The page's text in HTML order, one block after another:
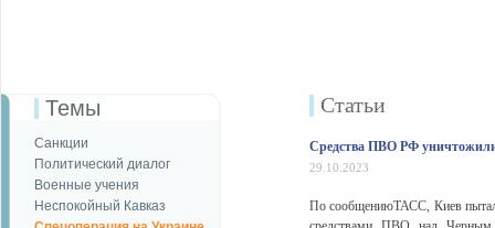
Темы
Санкции
Политический диалог
Военные учения
Неспокойный Кавказ
Статьи
Средства ПВО РФ
29.10.2023
По сообщениюТАСС, Киев